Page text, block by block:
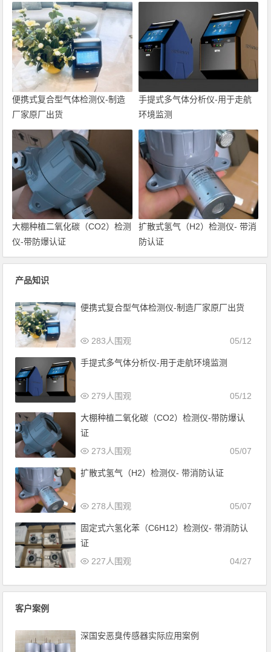
便携式复合型气体检测仪-制造
厂家原厂出货
手提式多气体分析仪-用于走航
环境监测
大棚种植二氧化碳（CO2）检测
仪-带防爆认证
扩散式氢气（H2）检测仪- 带消
防认证
产品知识
便携式复合型气体检测仪-制造厂家原厂出货
05/12
283人围观
手提式多气体分析仪-用于走航环境监测
05/12
279人围观
大棚种植二氧化碳（CO2）检测仪-带防爆认
证
05/07
273人围观
扩散式氢气（H2）检测仪- 带消防认证
05/07
278人围观
固定式六氢化苯（C6H12）检测仪- 带消防认
证
04/27
227人围观
客户案例
深国安恶臭传感器实际应用案例